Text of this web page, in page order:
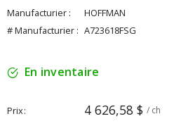
Manufacturier :
HOFFMAN
# Manufacturier : A723618FSG
En inventaire
Prix 4 626,58 $ / ch